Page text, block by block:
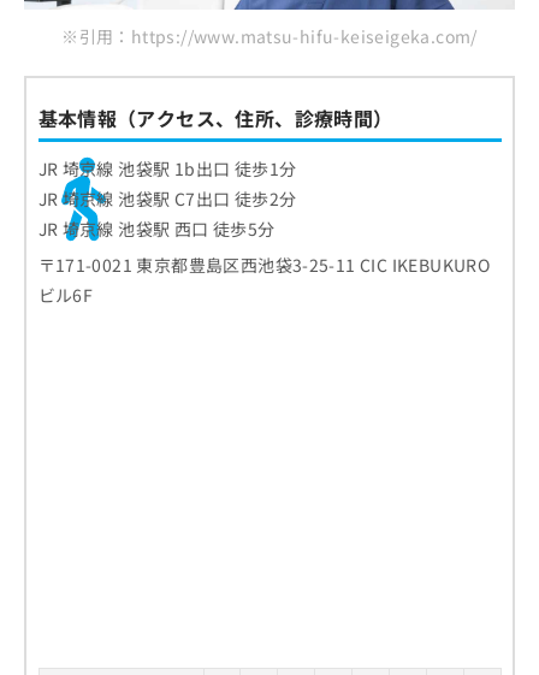
※引用：https://www.matsu-hifu-keiseigeka.com/
基本情報（アクセス、住所、診療時間）
JR 埼京線 池袋駅 1b出口 徒歩1分
JR 埼京線 池袋駅 C7出口 徒歩2分
JR 埼京線 池袋駅 西口 徒歩5分
〒171-0021 東京都豊島区西池袋3-25-11 CIC IKEBUKURO
ビル6F